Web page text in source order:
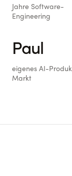
Jahre Software-
Engineering
Paul
eigenes AI-
Markt